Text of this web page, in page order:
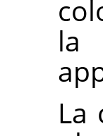
la
La